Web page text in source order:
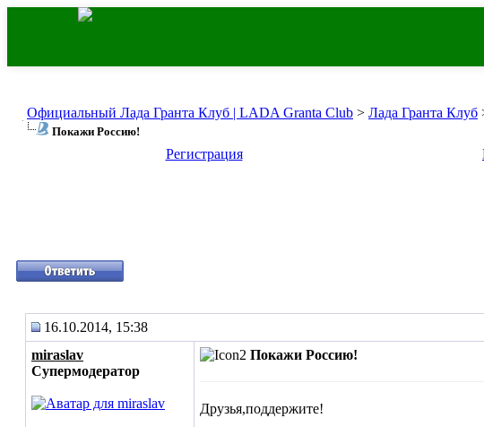
Официальный Лада Гранта Клуб | LADA Granta Club > Лада Гранта Клуб
Покажи Россию!
Регистрация
16.10.2014, 15:38
miraslav
Супермодератор
Покажи Россию!
Друзья,поддержите!